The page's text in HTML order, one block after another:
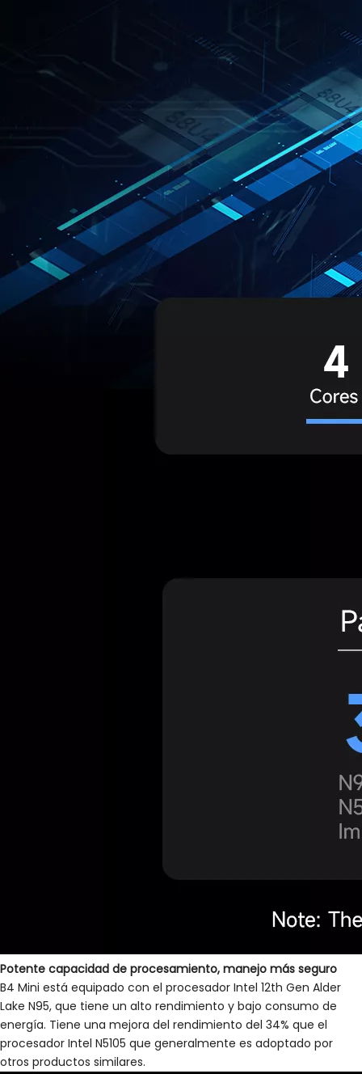
Potente capacidad de procesamiento, manejo más seguro
B4 Mini está equipado con el procesador Intel 12th Gen Alder
Lake N95, que tiene un alto rendimiento y bajo consumo de
energía. Tiene una mejora del rendimiento del 34% que el
procesador Intel N5105 que generalmente es adoptado por
otros productos similares.